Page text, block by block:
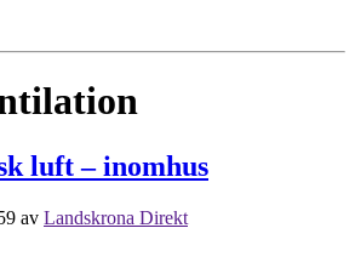
luft – inomhus
av Landskrona Direkt